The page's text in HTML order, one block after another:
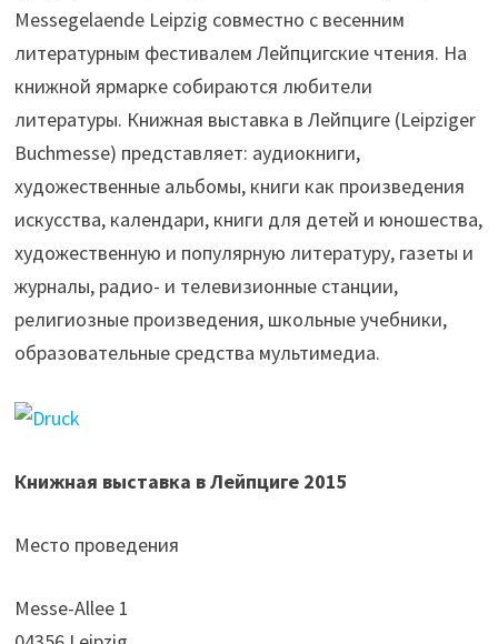
Messegelaende Leipzig совместно с весенним
литературным фестивалем Лейпцигские чтения. На
книжной ярмарке собираются любители
литературы. Книжная выставка в Лейпциге (Leipziger
Buchmesse) представляет: аудиокниги,
художественные альбомы, книги как произведения
искусства, календари, книги для детей и юношества,
художественную и популярную литературу, газеты и
журналы, радио- и телевизионные станции,
религиозные произведения, школьные учебники,
образовательные средства мультимедиа.
Книжная выставка в Лейпциге 2015
Место проведения
Messe-Allee 1